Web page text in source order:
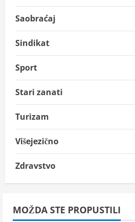
Saobraćaj
Sindikat
Sport
Stari zanati
Turizam
Višejezično
Zdravstvo
MOŽDA STE PROPUSTILI